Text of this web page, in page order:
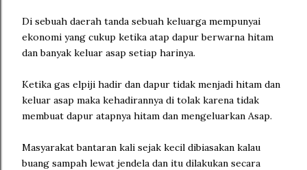
Di sebuah daerah tanda sebuah keluarga mempunyai
ekonomi yang cukup ketika atap dapur berwarna hitam
dan banyak keluar asap setiap harinya.
Ketika gas elpiji hadir dan dapur tidak menjadi hitam dan
keluar asap maka kehadirannya di tolak karena tidak
membuat dapur atapnya hitam dan mengeluarkan Asap.
Masyarakat bantaran kali sejak kecil dibiasakan kalau
buang sampah lewat jendela dan itu dilakukan secara